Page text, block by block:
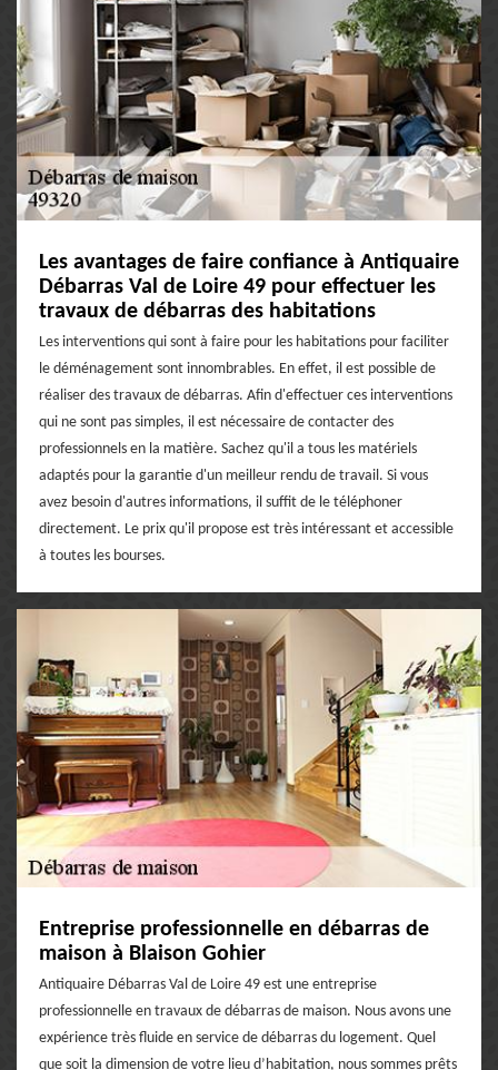
Les avantages de faire confiance à Antiquaire
Débarras Val de Loire 49 pour effectuer les
travaux de débarras des habitations
Les interventions qui sont à faire pour les habitations pour faciliter
le déménagement sont innombrables. En effet, il est possible de
réaliser des travaux de débarras. Afin d'effectuer ces interventions
qui ne sont pas simples, il est nécessaire de contacter des
professionnels en la matière. Sachez qu'il a tous les matériels
adaptés pour la garantie d'un meilleur rendu de travail. Si vous
avez besoin d'autres informations, il suffit de le téléphoner
directement. Le prix qu'il propose est très intéressant et accessible
à toutes les bourses.
Entreprise professionnelle en débarras de
maison à Blaison Gohier
Antiquaire Débarras Val de Loire 49 est une entreprise
professionnelle en travaux de débarras de maison. Nous avons une
expérience très fluide en service de débarras du logement. Quel
que soit la dimension de votre lieu d’habitation, nous sommes prêts